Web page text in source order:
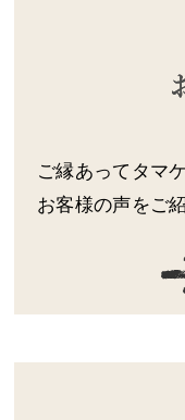
ご縁あってタマ
お客様の声をご